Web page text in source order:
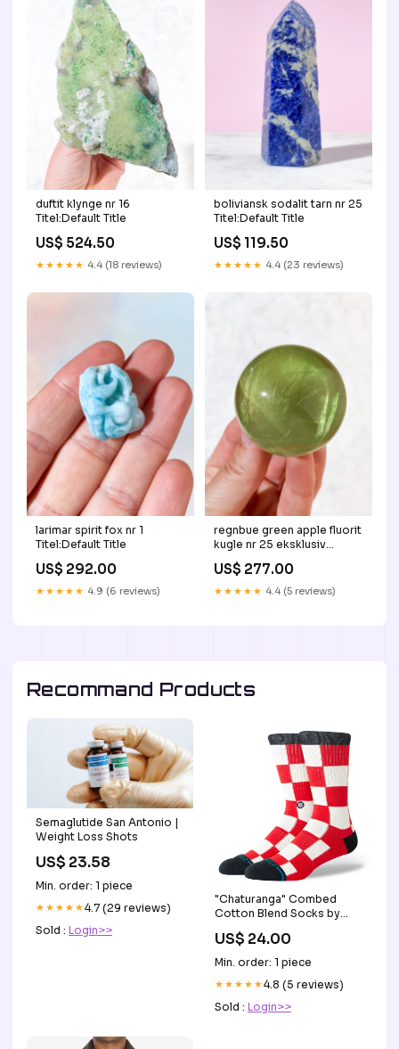
duftit klynge nr 16
Titel:Default Title
US$ 524.50
★★★★★ 4.4 (18 reviews)
boliviansk sodalit tarn nr 25
Titel:Default Title
US$ 119.50
★★★★★ 4.4 (23 reviews)
larimar spirit fox nr 1
Titel:Default Title
US$ 292.00
★★★★★ 4.9 (6 reviews)
regnbue green apple fluorit
kugle nr 25 eksklusiv
US$ 277.00
★★★★★ 4.4 (5 reviews)
Recommand Products
Semaglutide San Antonio |
Weight Loss Shots
US$ 23.58
Min. order: 1 piece
★★★★★4.7 (29 reviews)
Sold : Login>>
"Chaturanga" Combed
Cotton Blend Socks by
US$ 24.00
Min. order: 1 piece
★★★★★4.8 (5 reviews)
Sold : Login>>